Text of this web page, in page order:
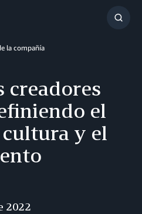
la compañía
creadores
el
y el
2022